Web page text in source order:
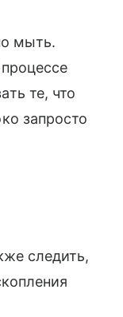
мыть.
те, что
запросто
следить,